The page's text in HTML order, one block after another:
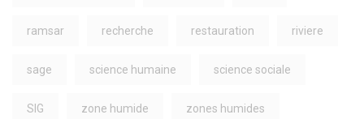
ramsar recherche restauration riviere
sage science humaine science sociale
SIG zone humide zones humides